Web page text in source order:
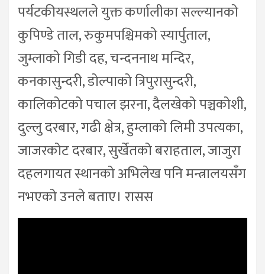
पर्यटकीयस्थलले युक्त कर्णालीका सल्ल्यानको
कुपिण्डे ताल, रुकुमपश्चिमको स्यार्पुताल,
जुम्लाको गिडी दह, चन्दननाथ मन्दिर,
कनकासुन्दरी, डोल्पाको त्रिपुरासुन्दरी,
कालिकोटको पचाल झरना, दैलखेको पञ्चकोशी,
दुल्लु दरबार, गढी क्षेत्र, हुम्लाको लिमी उपत्यका,
जाजरकोट दरबार, सुर्खेतको बराहताल, जाजुरा
दहलगायत स्थानको अभिलेख पनि मन्त्रालयसँग
नभएको उनले बताए। रासस